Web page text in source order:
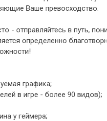
Ваше превосходство.
- отправляйтесь в путь,
определенно
графика;
в игре - более 90 видов);
у геймера;